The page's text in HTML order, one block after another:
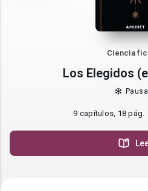
Ciencia
Los Elegidos
9 capítulos, 18 pág.